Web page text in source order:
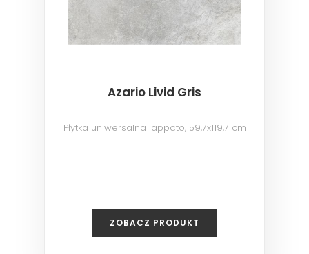
Azario Livid Gris
Płytka uniwersalna lappato, 59,7x119,7 cm
ZOBACZ PRODUKT